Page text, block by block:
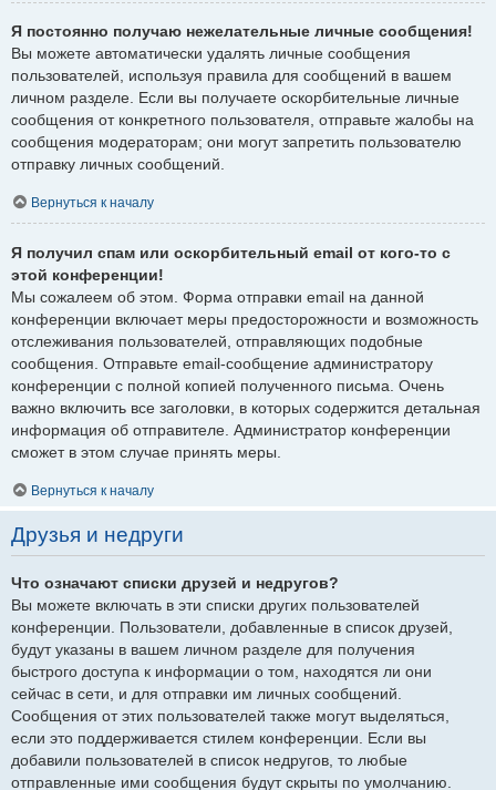
Я постоянно получаю нежелательные личные сообщения!
Вы можете автоматически удалять личные сообщения
пользователей, используя правила для сообщений в вашем
личном разделе. Если вы получаете оскорбительные личные
сообщения от конкретного пользователя, отправьте жалобы на
сообщения модераторам; они могут запретить пользователю
отправку личных сообщений.
Вернуться к началу
Я получил спам или оскорбительный email от кого-то с
этой конференции!
Мы сожалеем об этом. Форма отправки email на данной
конференции включает меры предосторожности и возможность
отслеживания пользователей, отправляющих подобные
сообщения. Отправьте email-сообщение администратору
конференции с полной копией полученного письма. Очень
важно включить все заголовки, в которых содержится детальная
информация об отправителе. Администратор конференции
сможет в этом случае принять меры.
Вернуться к началу
Друзья и недруги
Что означают списки друзей и недругов?
Вы можете включать в эти списки других пользователей
конференции. Пользователи, добавленные в список друзей,
будут указаны в вашем личном разделе для получения
быстрого доступа к информации о том, находятся ли они
сейчас в сети, и для отправки им личных сообщений.
Сообщения от этих пользователей также могут выделяться,
если это поддерживается стилем конференции. Если вы
добавили пользователей в список недругов, то любые
отправленные ими сообщения будут скрыты по умолчанию.